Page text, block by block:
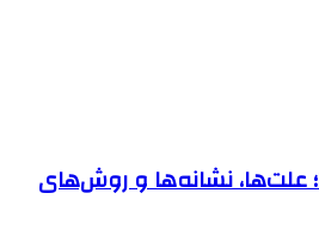
خرابی ریموت 207؛ علت‌ها، نشانه‌ها و روش‌های